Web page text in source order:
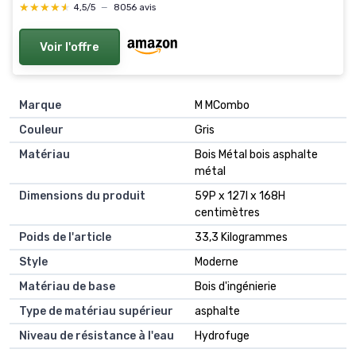
★★★★★
★★★★★ 4,5/5 — 8056 avis
Voir l'offre
Marque
M MCombo
Couleur
Gris
Matériau
Bois Métal bois asphalte
métal
Dimensions du produit
59P x 127l x 168H
centimètres
Poids de l'article
33,3 Kilogrammes
Style
Moderne
Matériau de base
Bois d'ingénierie
Type de matériau supérieur
asphalte
Niveau de résistance à l'eau
Hydrofuge